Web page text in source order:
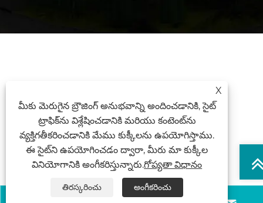
X
మీకు మెరుగైన బ్రౌజింగ్ అనుభవాన్ని అందించడానికి, సైట్
ట్రాఫిక్‌ను విశ్లేషించడానికి మరియు కంటెంట్‌ను
వ్యక్తిగతీకరించడానికి మేము కుక్కీలను ఉపయోగిస్తాము.
ఈ సైట్‌ని ఉపయోగించడం ద్వారా, మీరు మా కుక్కీల
వినియోగానికి అంగీకరిస్తున్నారు.గోప్యతా విధానం
తిరస్కరించు అంగీకరించు